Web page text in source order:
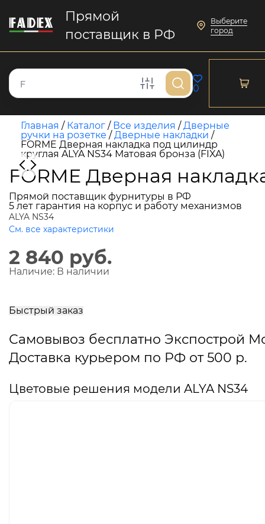
Прямой
поставщик в РФ
Выберите
город
0
Главная / Каталог / Все изделия /Дверные
ручки на розетке /Дверные накладки /
FORME Дверная накладка под цилиндр
круглая ALYA NS34 Матовая бронза (FIXA)
FORME Дверная
Прямой поставщик фурнитуры в РФ
5 лет гарантия на корпус и работу механизмов
ALYA NS34
См. все характеристики
2 840 руб.
Наличие: В наличии
Быстрый заказ
Самовывоз бесплатно Экспострой
Доставка курьером по РФ от 500 р.
Цветовые решения модели ALYA NS34